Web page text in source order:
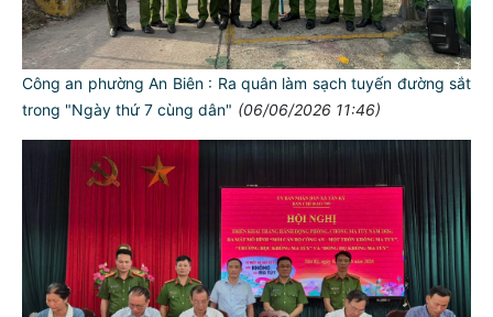
Công an phường An Biên : Ra quân làm sạch tuyến đường sắt
trong "Ngày thứ 7 cùng dân" (06/06/2026 11:46)